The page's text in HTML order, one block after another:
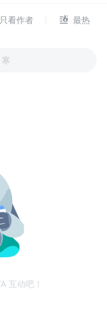
只看作者 最热
互动吧！